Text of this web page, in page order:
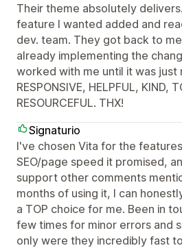
Their theme absolutely
feature I wanted added and
dev. team. They got back to
already implementing the
worked with me until it was just
RESPONSIVE, HELPFUL, KIND,
RESOURCEFUL. THX!
Signaturio
I've chosen Vita for the
SEO/page speed it promised,
support other comments
months of using it, I can
a TOP choice for me. Been in
few times for minor errors and
only were they incredibly fast